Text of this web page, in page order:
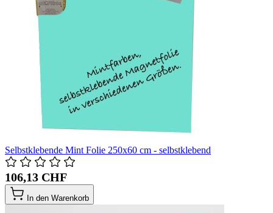
Selbstklebende Mint Folie 250x60 cm - selbstklebend
106,13 CHF
In den Warenkorb